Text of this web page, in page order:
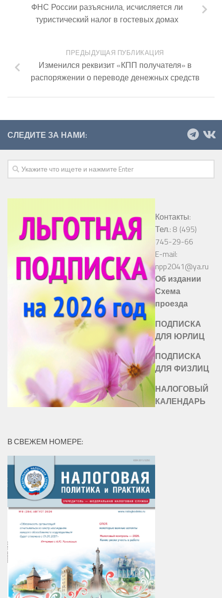
ФНС России разъяснила, исчисляется ли
туристический налог в гостевых домах
ПРЕДЫДУЩАЯ ПУБЛИКАЦИЯ
Изменился реквизит «КПП получателя» в
распоряжении о переводе денежных средств
СЛЕДИТЕ ЗА НАМИ:
Контакты:
Тел.: 8 (495)
745-29-66
E-mail:
npp2041@ya.ru
Об издании
Схема
проезда
ПОДПИСКА
ДЛЯ ЮРЛИЦ
ПОДПИСКА
ДЛЯ ФИЗЛИЦ
НАЛОГОВЫЙ
КАЛЕНДАРЬ
В СВЕЖЕМ НОМЕРЕ: